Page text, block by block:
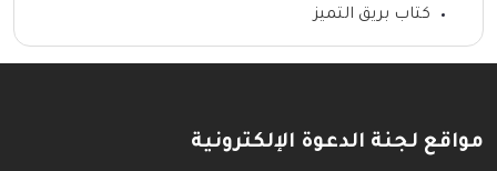
كتاب بريق التميز
مواقع لجنة الدعوة الإلكترونية